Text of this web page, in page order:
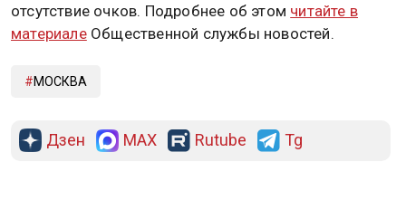
отсутствие очков. Подробнее об этом читайте в
материалеОбщественной службы новостей.
МОСКВА
Дзен MAX Rutube Tg